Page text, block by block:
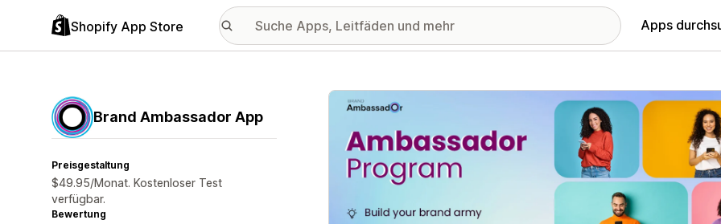
Shopify App Store Apps
Brand Ambassador App
Preisgestaltung
$49.95/Monat. Kostenloser Test
verfügbar.
Bewertung
Vorgestellte Bildergalerie